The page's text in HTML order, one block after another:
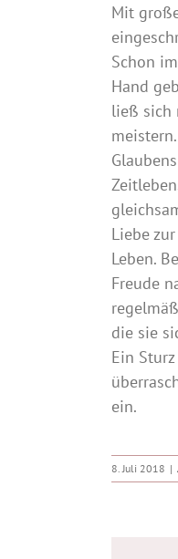
Mit
Schon
Hand
ließ sich
Liebe
Leben.
Freude
die sie
Ein
ein.
8. Juli 2018 |